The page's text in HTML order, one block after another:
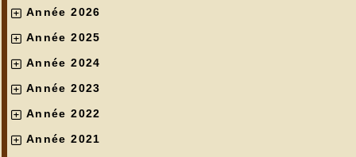
Année 2026
Année 2025
Année 2024
Année 2023
Année 2022
Année 2021